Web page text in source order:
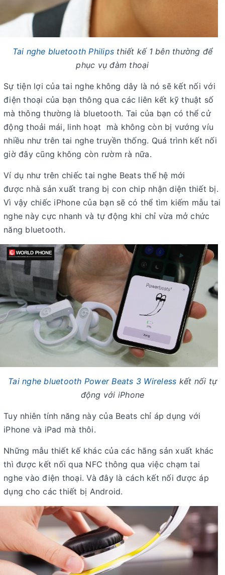
Tai nghe bluetooth Philips thiết kế 1 bên thường để
phục vụ đàm thoại
Sự tiện lợi của tai nghe không dây là nó sẽ kết nối với
điện thoại của bạn thông qua các liên kết kỹ thuật số
mà thông thường là bluetooth. Tai của bạn có thể cử
động thoải mái, linh hoạt mà không còn bị vướng víu
nhiều như trên tai nghe truyền thống. Quá trình kết nối
giờ đây cũng không còn rườm rà nữa.
Ví dụ như trên chiếc tai nghe Beats thế hệ mới
được nhà sản xuất trang bị con chip nhận diện thiết bị.
Vì vậy chiếc iPhone của bạn sẽ có thể tìm kiếm mẫu tai
nghe này cực nhanh và tự động khi chỉ vừa mở chức
năng bluetooth.
Tai nghe bluetooth Power Beats 3 Wireless kết nối tự
động với iPhone
Tuy nhiên tính năng này của Beats chỉ áp dụng với
iPhone và iPad mà thôi.
Những mẫu thiết kế khác của các hãng sản xuất khác
thì được kết nối qua NFC thông qua việc chạm tai
nghe vào điện thoại. Và đây là cách kết nối được áp
dụng cho các thiết bị Android.